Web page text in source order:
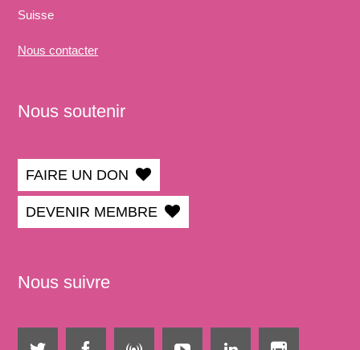
Suisse
Nous contacter
Nous soutenir
FAIRE UN DON
DEVENIR MEMBRE
Nous suivre